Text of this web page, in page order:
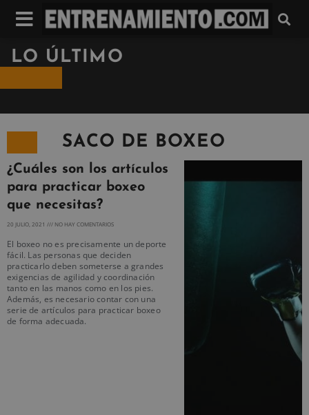
LO ÚLTIMO
SACO DE BOXEO
¿Cuáles son los artículos
para practicar boxeo
que necesitas?
20 JULIO, 2021 NO HAY COMENTARIOS
El boxeo no es precisamente un deporte
fácil. Las personas que deciden
practicarlo deben someterse a grandes
exigencias de agilidad y coordinación
tanto en las manos como en los pies.
Además, es necesario contar con una
serie de artículos para practicar boxeo
de forma adecuada.